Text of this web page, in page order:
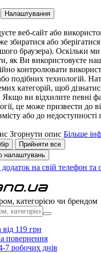
Налаштування
веб-сайт або
збиратися або
браузера). Оскільки
як Ви використовуєте
контролювати
подібних технологій.
категорій, щоб
ви відхилите певні
це може призвести до
або до
Згорнути опис Більше
Прийняти все
налаштувань
додаток на свій телефон
категорією чи брендом
від 119 грн
повернення
7 робочих днів